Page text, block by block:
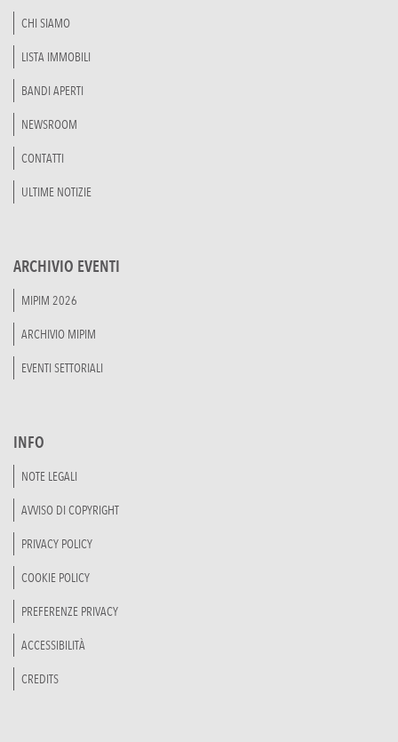
CHI SIAMO
LISTA IMMOBILI
BANDI APERTI
NEWSROOM
CONTATTI
ULTIME NOTIZIE
ARCHIVIO EVENTI
MIPIM 2026
ARCHIVIO MIPIM
EVENTI SETTORIALI
INFO
NOTE LEGALI
AVVISO DI COPYRIGHT
PRIVACY POLICY
COOKIE POLICY
PREFERENZE PRIVACY
ACCESSIBILITÀ
CREDITS